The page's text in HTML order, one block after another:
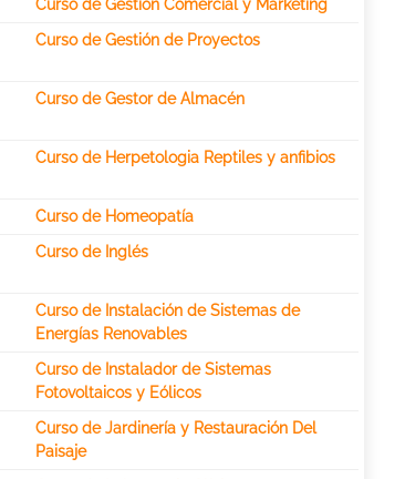
Curso de Gestión Comercial y Marketing
Curso de Gestión de Proyectos
Curso de Gestor de Almacén
Curso de Herpetologia Reptiles y anfibios
Curso de Homeopatía
Curso de Inglés
Curso de Instalación de Sistemas de
Energías Renovables
Curso de Instalador de Sistemas
Fotovoltaicos y Eólicos
Curso de Jardinería y Restauración Del
Paisaje